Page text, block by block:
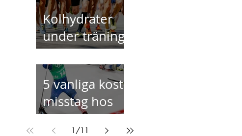
Kolhydrater
under träning
- för vem och
hur mycket?
5 vanliga kost-
misstag hos
elitidrottare
1 /11